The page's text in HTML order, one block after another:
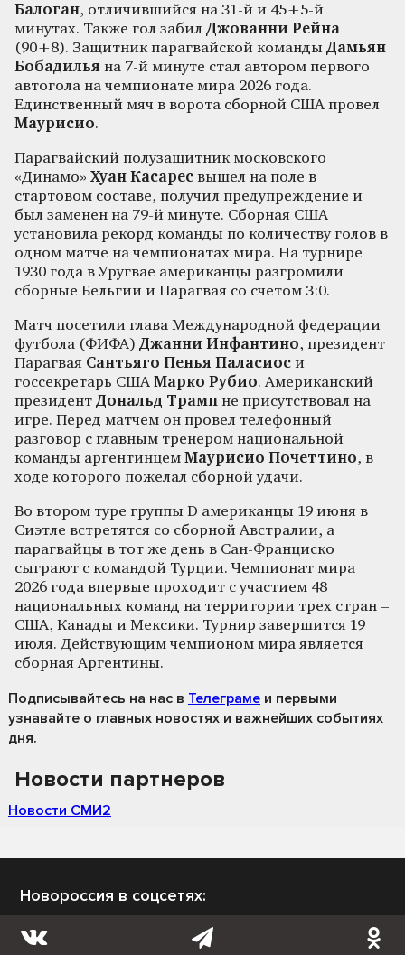
Балоган, отличившийся на 31-й и 45+5-й
минутах. Также гол забил Джованни Рейна
(90+8). Защитник парагвайской команды Дамьян
Бобадилья на 7-й минуте стал автором первого
автогола на чемпионате мира 2026 года.
Единственный мяч в ворота сборной США провел
Маурисио.
Парагвайский полузащитник московского
«Динамо» Хуан Касарес вышел на поле в
стартовом составе, получил предупреждение и
был заменен на 79-й минуте. Сборная США
установила рекорд команды по количеству голов в
одном матче на чемпионатах мира. На турнире
1930 года в Уругвае американцы разгромили
сборные Бельгии и Парагвая со счетом 3:0.
Матч посетили глава Международной федерации
футбола (ФИФА) Джанни Инфантино, президент
Парагвая Сантьяго Пенья Паласиос и
госсекретарь США Марко Рубио. Американский
президент Дональд Трамп не присутствовал на
игре. Перед матчем он провел телефонный
разговор с главным тренером национальной
команды аргентинцем Маурисио Почеттино, в
ходе которого пожелал сборной удачи.
Во втором туре группы D американцы 19 июня в
Сиэтле встретятся со сборной Австралии, а
парагвайцы в тот же день в Сан-Франциско
сыграют с командой Турции. Чемпионат мира
2026 года впервые проходит с участием 48
национальных команд на территории трех стран –
США, Канады и Мексики. Турнир завершится 19
июля. Действующим чемпионом мира является
сборная Аргентины.
Подписывайтесь на нас в Телеграме и первыми
узнавайте о главных новостях и важнейших событиях
дня.
Новости партнеров
Новости СМИ2
Новороссия в соцсетях: